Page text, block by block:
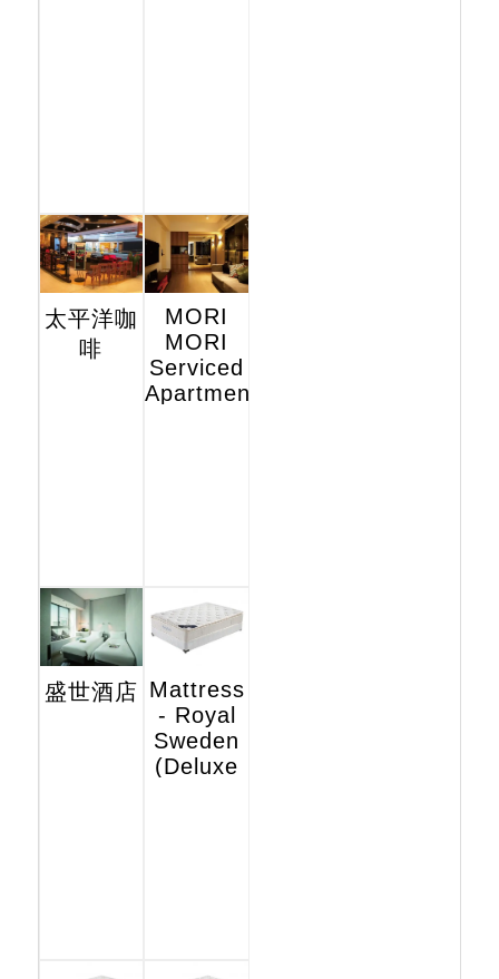
太平洋咖
啡
MORI
MORI
Serviced
Apartments
盛世酒店 Mattress
- Royal
Sweden
(Deluxe